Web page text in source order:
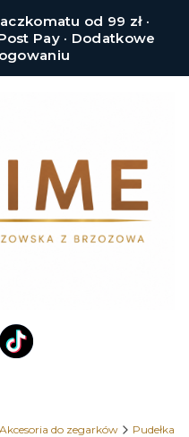
od 99 zł ·
Pay · Dodatkowe
Akcesoria do zegarków Pudełka